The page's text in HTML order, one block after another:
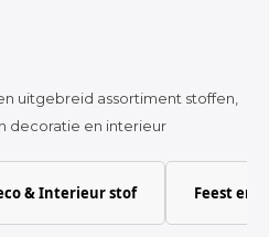
uitgebreid assortiment stoffen,
decoratie en interieur
& Interieur stof Feest en